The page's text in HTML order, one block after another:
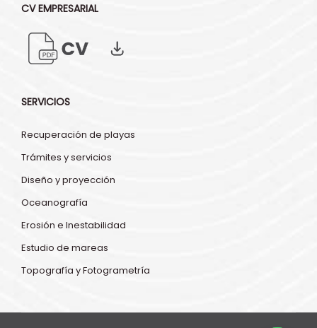
CV EMPRESARIAL
SERVICIOS
Recuperación de playas
Trámites y servicios
Diseño y proyección
Oceanografía
Erosión e Inestabilidad
Estudio de mareas
Topografía y Fotogrametría